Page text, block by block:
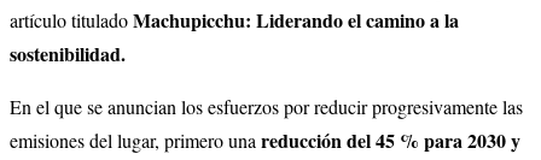
artículo tituladoMachupicchu: Liderando el camino a la
sostenibilidad.
En el que se anuncian los esfuerzos por reducir progresivamente las
emisiones del lugar, primero una reducción del 45 % para 2030 y